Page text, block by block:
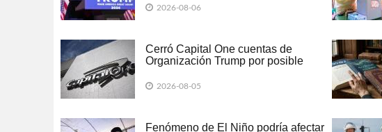
2026-08-06
Cerró Capital One cuentas de
Organización Trump por posible
2026-08-05
Fenómeno de El Niño podría afectar